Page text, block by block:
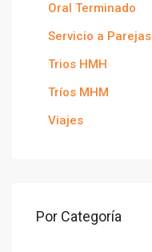
Oral Terminado
Servicio a Parejas
Trios HMH
Tríos MHM
Viajes
Por Categoría